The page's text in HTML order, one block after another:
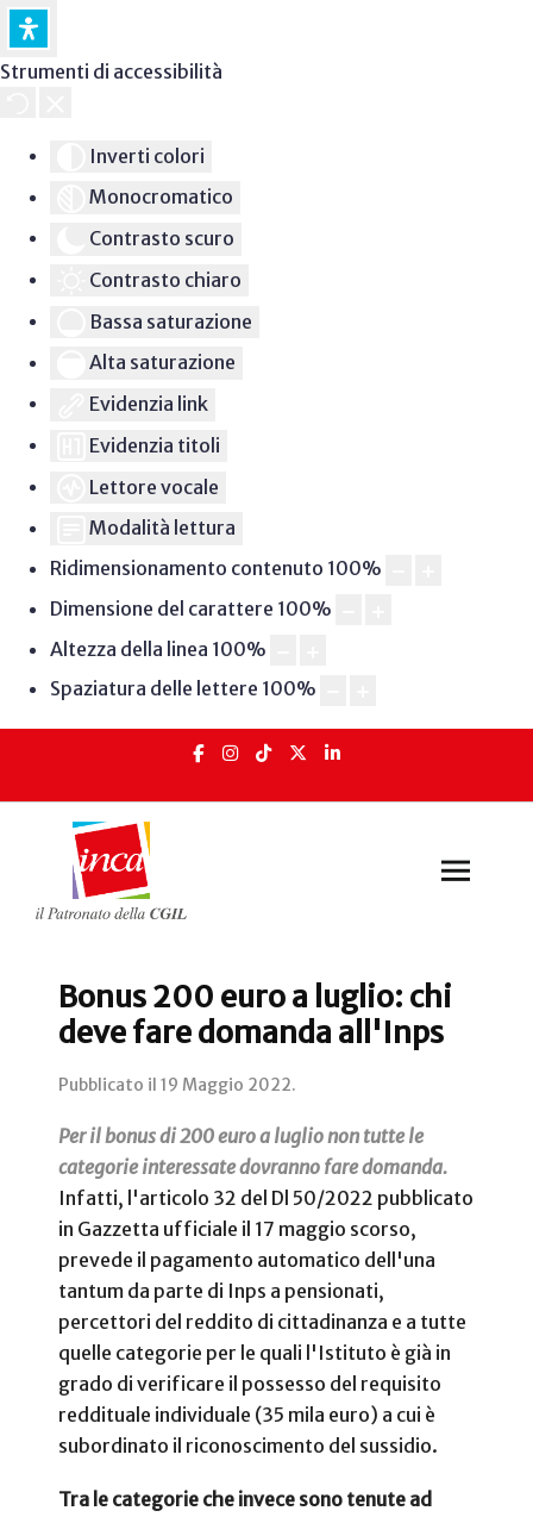
Strumenti di accessibilità
Inverti colori
Monocromatico
Contrasto scuro
Contrasto chiaro
Bassa saturazione
Alta saturazione
Evidenzia link
Evidenzia titoli
Lettore vocale
Modalità lettura
Ridimensionamento contenuto 100%
Dimensione del carattere 100%
Altezza della linea 100%
Spaziatura delle lettere 100%
Bonus 200 euro a luglio: chi
deve fare domanda all'Inps
Pubblicato il 19 Maggio 2022.
Per il bonus di 200 euro a luglio non tutte le
categorie interessate dovranno fare domanda.
Infatti, l'articolo 32 del Dl 50/2022 pubblicato
in Gazzetta ufficiale il 17 maggio scorso,
prevede il pagamento automatico dell'una
tantum da parte di Inps a pensionati,
percettori del reddito di cittadinanza e a tutte
quelle categorie per le quali l'Istituto è già in
grado di verificare il possesso del requisito
reddituale individuale (35 mila euro) a cui è
subordinato il riconoscimento del sussidio.
Tra le categorie che invece sono tenute ad